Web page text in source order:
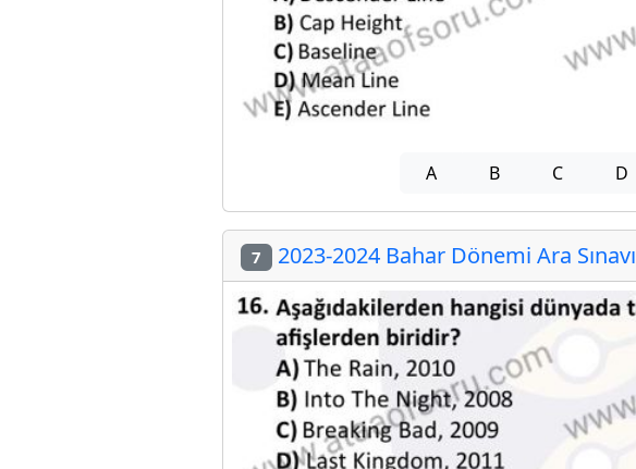
A B C D
7 2023-2024 Bahar Dönemi Ara Sınavı